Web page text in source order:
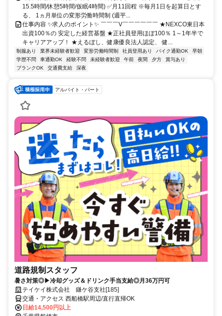
15.5時間/休憩5時間/仮眠4時間) ✅月11回程 ※毎月1日を起算日とす
る、 1ヵ月単位の変形労働時間制 (週平...
仕事内容 ✨求人のポイント✨ ￣￣￣V￣￣￣￣￣￣ ★NEXCO東日本
出資100％の 安定した経営基盤 ★正社員登用ほぼ100％ 1～1年半で
キャリアアップ！ ★えるぼし、健康優良法人認定、 健...
制服あり 業界未経験者歓迎 変形労働時間制 社員登用あり バイク通勤OK
早朝
学歴不問
車通勤OK 経験不問 未経験者歓迎 午前 夜間 夕方
賞与あり
ブランクOK
交通費支給 深夜
アルバイト・パート
道路規制スタッフ
暑さ対策◎▶冷却グッズ＆ドリンク手当支給◎月36万円可
テイケイ株式会社 鎌ケ谷支社[185]
交通・アクセス 西船橋駅周辺/直行直帰OK
日給14,500円以上